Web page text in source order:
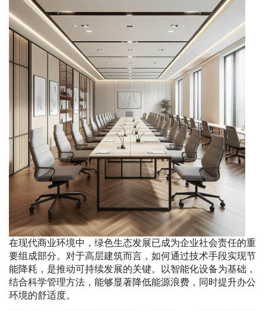
在现代商业环境中，绿色生态发展已成为企业社会责任的重
要组成部分。对于高层建筑而言，如何通过技术手段实现节
能降耗，是推动可持续发展的关键。以智能化设备为基础，
结合科学管理方法，能够显著降低能源浪费，同时提升办公
环境的舒适度。